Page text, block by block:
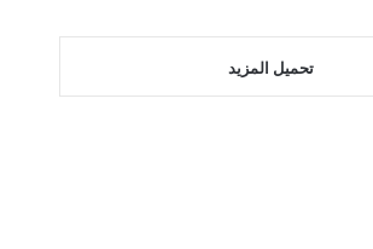
تحميل المزيد